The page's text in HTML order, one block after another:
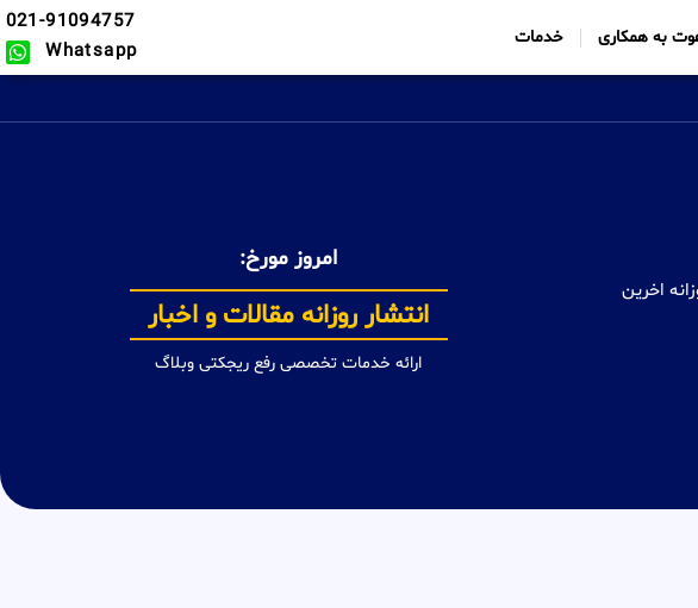
به همکاری خدمات
021-91094757
Whatsapp
اخرین
امروز مورخ:
بیش از یکصدهزار دیتا
ارائه خدمات تخصصی رفع ریجکتی وبلاگ